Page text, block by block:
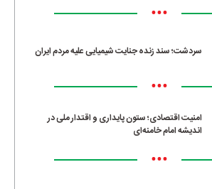
•••
سردشت؛ سند زنده جنایت شیمیایی علیه مردم ایران
•••
امنیت اقتصادی؛ ستون پایداری و اقتدار ملی در
اندیشه امام خامنه‌ای
•••